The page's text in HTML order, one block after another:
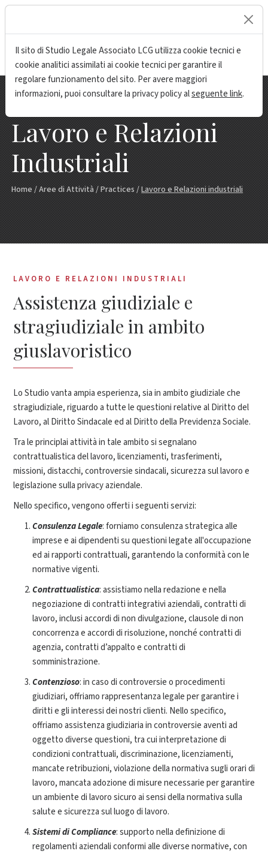
Lavoro e Relazioni
Industriali
Home/Aree di Attività/Practices/Lavoro e Relazioni industriali
LAVORO E RELAZIONI INDUSTRIALI
Assistenza giudiziale e
stragiudiziale in ambito
giuslavoristico
Lo Studio vanta ampia esperienza, sia in ambito giudiziale che
stragiudiziale, riguardo a tutte le questioni relative al Diritto del
Lavoro, al Diritto Sindacale ed al Diritto della Previdenza Sociale.
Tra le principlai attività in tale ambito si segnalano
contrattualistica del lavoro, licenziamenti, trasferimenti,
missioni, distacchi, controversie sindacali, sicurezza sul lavoro e
legislazione sulla privacy aziendale.
Nello specifico, vengono offerti i seguenti servizi:
Consulenza Legale: forniamo consulenza strategica alle
imprese e ai dipendenti su questioni legate all'occupazione
ed ai rapporti contrattuali, garantendo la conformità con le
normative vigenti.
Contrattualistica: assistiamo nella redazione e nella
negoziazione di contratti integrativi aziendali, contratti di
lavoro, inclusi accordi di non divulgazione, clausole di non
concorrenza e accordi di risoluzione, nonché contratti di
agenzia, contratti d’appalto e contratti di
somministrazione.
Contenzioso: in caso di controversie o procedimenti
giudiziari, offriamo rappresentanza legale per garantire i
diritti e gli interessi dei nostri clienti. Nello specifico,
offriamo assistenza giudiziaria in controversie aventi ad
oggetto diverse questioni, tra cui interpretazione di
condizioni contrattuali, discriminazione, licenziamenti,
mancate retribuzioni, violazione della normativa sugli orari di
lavoro, mancata adozione di misure necessarie per garantire
un ambiente di lavoro sicuro ai sensi della normativa sulla
salute e sicurezza sul luogo di lavoro.
Sistemi di Compliance: supporto nella definizione di
regolamenti aziendali conformi alle diverse normative, con
Il sito di Studio Legale Associato LCG utilizza cookie tecnici e
cookie analitici assimilati ai cookie tecnici per garantire il
regolare funzionamento del sito. Per avere maggiori
informazioni, puoi consultare la privacy policy alseguente link.